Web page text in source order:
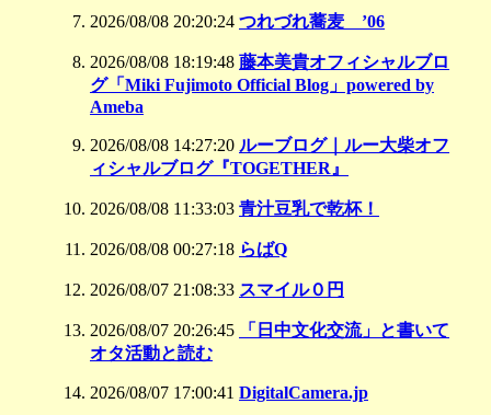
2026/08/08 20:20:24 つれづれ蕎麦 ’06
2026/08/08 18:19:48 藤本美貴オフィシャルブロ
グ「Miki Fujimoto Official Blog」powered by
Ameba
2026/08/08 14:27:20 ルーブログ｜ルー大柴オフ
ィシャルブログ『TOGETHER』
2026/08/08 11:33:03 青汁豆乳で乾杯！
2026/08/08 00:27:18 らばQ
2026/08/07 21:08:33 スマイル０円
2026/08/07 20:26:45
「日中文化交流」と書いて
オタ活動と読む
2026/08/07 17:00:41 DigitalCamera.jp